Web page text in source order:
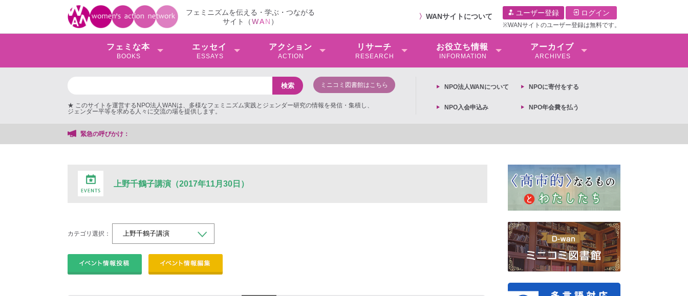
フェミニズムを伝える・学ぶ・つながる
サイト（WAN ）
〉 WANサイトについて ユーザー登録 ログイン
※WANサイトのユーザー登録は無料です。
フェミな本
BOOKS
エッセイ
ESSAYS
アクション
ACTION
リサーチ
RESEARCH
お役⽴ち情報
INFORMATION
アーカイブ
ARCHIVES
ミニコミ図書館はこちら
★ このサイトを運営するNPO法人WANは、多様なフェミニズム実践とジェンダー研究の情報を発信・集積し、
ジェンダー平等を求める人々に交流の場を提供します。
NPO法⼈WANについて NPOに寄付をする
NPO入会申込み NPO年会費を払う
緊急の呼びかけ：
上野千鶴子講演（2017年11月30日）
カテゴリ選択：